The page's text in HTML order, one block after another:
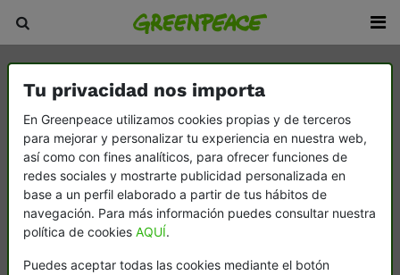
Tu privacidad nos importa
En Greenpeace utilizamos cookies propias y de terceros
para mejorar y personalizar tu experiencia en nuestra web,
así como con fines analíticos, para ofrecer funciones de
redes sociales y mostrarte publicidad personalizada en
base a un perfil elaborado a partir de tus hábitos de
navegación. Para más información puedes consultar nuestra
política de cookies AQUÍ.
Puedes aceptar todas las cookies mediante el botón